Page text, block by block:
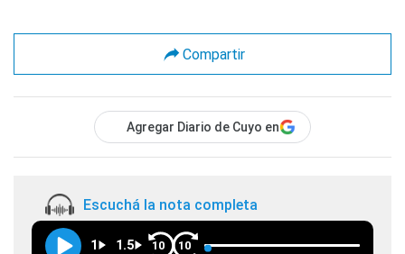
Compartir
Agregar Diario de Cuyo en
Escuchá la nota completa
1 1.5 10 10